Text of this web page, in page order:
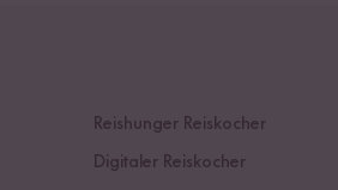
Reishunger Reiskocher
Digitaler Reiskocher